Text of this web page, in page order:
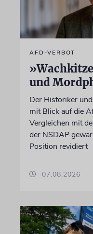
AFD-VERBOT
und
Der Historiker
mit Blick auf die
Vergleichen mit
der NSDAP
Position revidiert
07.08.2026